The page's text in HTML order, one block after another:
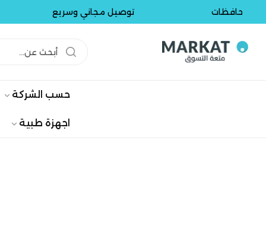
توصيل مجاني وسريع
حسب الشركة
اجهزة طبية